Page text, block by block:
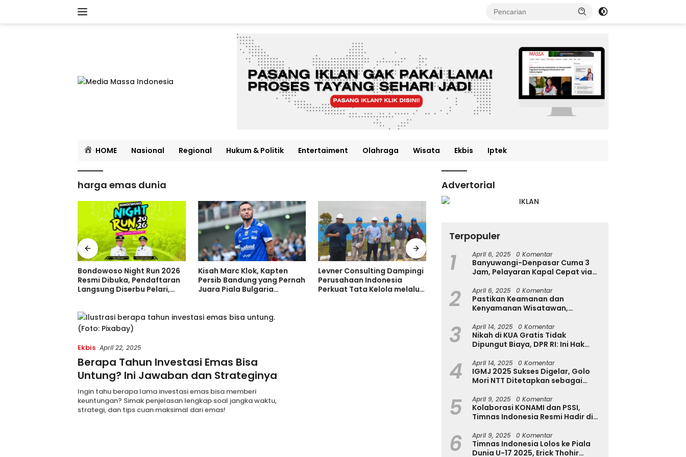
HOME Nasional Regional Hukum & Politik Entertaiment Olahraga Wisata Ekbis Iptek
harga emas dunia
Bondowoso Night Run 2026
Resmi Dibuka, Pendaftaran
Langsung Diserbu Pelari,
Kisah Marc Klok, Kapten
Persib Bandung yang Pernah
Juara Piala Bulgaria
Levner Consulting Dampingi
Perusahaan Indonesia
Perkuat Tata Kelola melalui
Rumah Diserang Rayap
Tanpa Disadari? Kenali
Tanda Awalnya Sebelum
Dinkominfostasandi
Purworejo Kenalkan Formula
Ekbis April 22, 2025
Berapa Tahun Investasi Emas Bisa
Untung? Ini Jawaban dan Strateginya
Ingin tahu berapa lama investasi emas bisa memberi
keuntungan? Simak penjelasan lengkap soal jangka waktu,
strategi, dan tips cuan maksimal dari emas!
Advertorial
Terpopuler
1 April 6, 2025 0 Komentar
Banyuwangi-Denpasar Cuma 3
Jam, Pelayaran Kapal Cepat via
Denpasar Segera Dibuka
2 April 6, 2025 0 Komentar
Pastikan Keamanan dan
Kenyamanan Wisatawan,
Tinjau Destinasi Wisata
3 April 14, 2025 0 Komentar
Nikah di KUA Gratis Tidak
Dipungut Biaya, DPR RI: Ini Hak
4 April 14, 2025 0 Komentar
IGMJ 2025 Sukses Digelar, Golo
Mori NTT Ditetapkan sebagai
5 April 9, 2025 0 Komentar
Kolaborasi KONAMI dan PSSI,
Timnas Indonesia Resmi Hadir di
6 April 9, 2025 0 Komentar
Timnas Indonesia Lolos ke Piala
Dunia U-17 2025, Erick Thohir